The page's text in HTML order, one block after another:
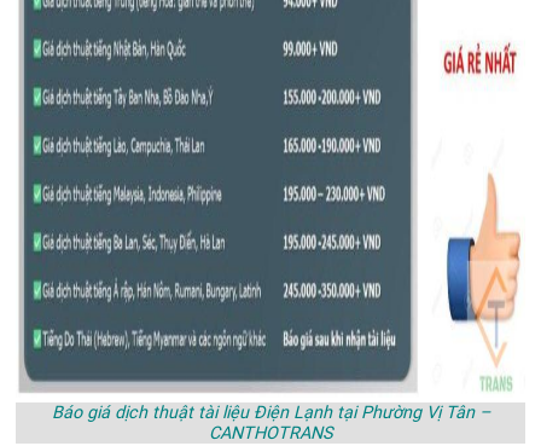
Báo giá dịch thuật tài liệu Điện Lạnh tại Phường Vị Tân –
CANTHOTRANS